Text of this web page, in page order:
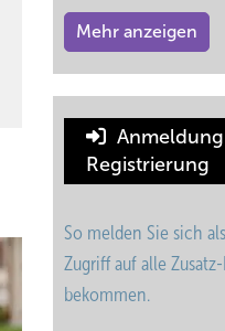
Mehr anzeigen
Registrierung
So melden Sie sich
Zugriff auf alle
bekommen.